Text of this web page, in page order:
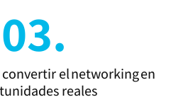
03.
el networking en
reales